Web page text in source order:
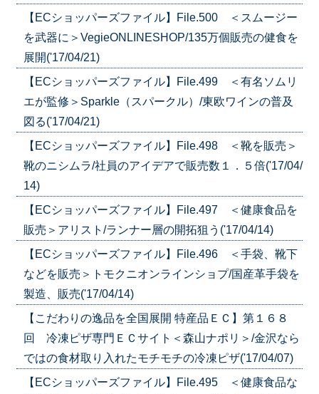
【ECショッパーズファイル】File.500 ＜スムージー
を武器に＞VegieONLINESHOP/135万個販売の健食を
展開('17/04/21)
【ECショッパーズファイル】File.499 ＜有名ソムリ
エが監修＞Sparkle（スパークル）/東欧ワインの普及
図る('17/04/21)
【ECショッパーズファイル】File.498 ＜靴を販売＞
靴のニシムラ/社員のアイデアで販売数１．５倍('17/04/
14)
【ECショッパーズファイル】File.497 ＜健康食品を
販売＞アリスト/ランナー層の開拓狙う('17/04/14)
【ECショッパーズファイル】File.496 ＜手袋、靴下
などを販売＞トモクニオンラインショプ/国産革手袋を
製造、販売('17/04/14)
【こだわりの逸品を全国展開 特産品ＥＣ】第１６８
回 冷凍ピザ専門ＥＣサイト＜森山ナポリ＞/金沢なら
ではの食材取り入れたモチモチの冷凍ピザ('17/04/07)
【ECショッパーズファイル】File.495 ＜健康食品な